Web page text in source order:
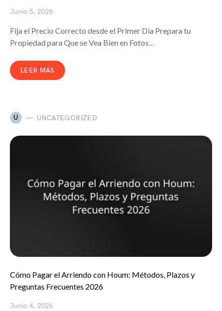
Junio 5, 2026
Fija el Precio Correcto desde el Primer Día Prepara tu
Propiedad para Que se Vea Bien en Fotos…
LEER MÁS
U UNCATEGORIZED
Cómo Pagar el Arriendo con Houm: Métodos, Plazos y
Preguntas Frecuentes 2026
Junio 4, 2026